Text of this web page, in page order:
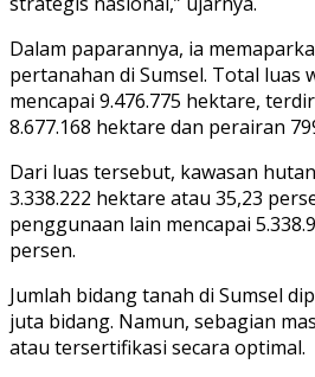
Dalam paparannya, ia
pertanahan di Sumsel. Total luas
mencapai 9.476.775 hektare,
8.677.168 hektare dan perairan
Dari luas tersebut, kawasan
3.338.222 hektare atau 35,23
penggunaan lain mencapai
persen.
Jumlah bidang tanah di Sumsel
juta bidang. Namun, sebagian
atau tersertifikasi secara optimal.